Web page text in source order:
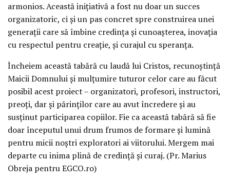
armonios. Această inițiativă a fost nu doar un succes
organizatoric, ci și un pas concret spre construirea unei
generații care să îmbine credința și cunoașterea, inovația
cu respectul pentru creație, și curajul cu speranța.
Încheiem această tabără cu laudă lui Cristos, recunoștință
Maicii Domnului și mulțumire tuturor celor care au făcut
posibil acest proiect – organizatori, profesori, instructori,
preoți, dar și părinților care au avut încredere și au
susținut participarea copiilor. Fie ca această tabără să fie
doar începutul unui drum frumos de formare și lumină
pentru micii noștri exploratori ai viitorului. Mergem mai
departe cu inima plină de credință și curaj. (Pr. Marius
Obreja pentru EGCO.ro)